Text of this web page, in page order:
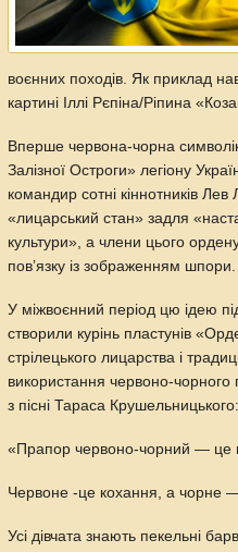
воєнних походів. Як приклад
картині Іллі Рєпіна/Ріпина
Вперше червона-чорна
Залізної Остроги» легіону
командир сотні кіннотників
«лицарський стан» задля
культури», а члени цього
повʼязку із зображенням шпори.
У міжвоєнний період цю ідею
створили курінь пластунів
стрілецького лицарства і
використання червоно-
з пісні Тараса Крушельницького:
«Прапор червоно-чорний — це
Червоне -це кохання, а чорне
Усі дівчата знають пекельні